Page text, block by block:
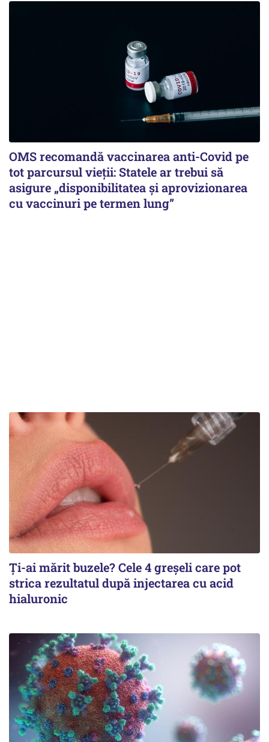
OMS recomandă vaccinarea anti-Covid pe
tot parcursul vieții: Statele ar trebui să
asigure „disponibilitatea și aprovizionarea
cu vaccinuri pe termen lung”
Ți-ai mărit buzele? Cele 4 greșeli care pot
strica rezultatul după injectarea cu acid
hialuronic